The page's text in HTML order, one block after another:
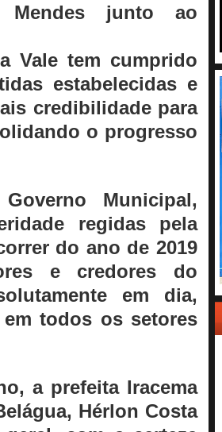
Mendes junto ao
Vale tem cumprido
estabelecidas e
credibilidade para
o progresso
Municipal,
regidas pela
do ano de 2019
e credores do
em dia,
todos os setores
a prefeita Iracema
Hérlon Costa